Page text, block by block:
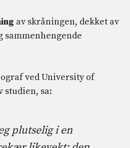
av skråningen, dekket av
sammenhengende
ved University of
studien, sa:
plutselig i en